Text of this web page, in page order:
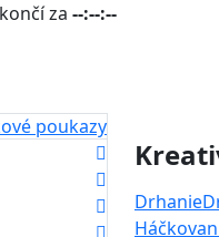
za --:--:--
poukazy
Drhanie